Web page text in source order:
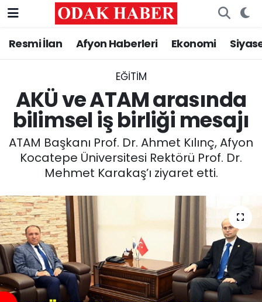
Resmi İlan Afyon Haberleri Ekonomi
EĞITIM
AKÜ ve ATAM arasında
bilimsel iş birliği mesajı
ATAM Başkanı Prof. Dr. Ahmet Kılınç, Afyon
Kocatepe Üniversitesi Rektörü Prof. Dr.
Mehmet Karakaş’ı ziyaret etti.
AFYONKARAHİSAR HABERLERİ
ASAYİŞ
SİYASET
EĞİTİM
MAGAZİN
SAĞLIK
SPOR
Nöbetçi Eczaneler
Trafik Durumu
Süper Lig Puan Durumu ve Fikstür
Tüm Manşetler
Son Dakika Haberleri
Haber Arşivi